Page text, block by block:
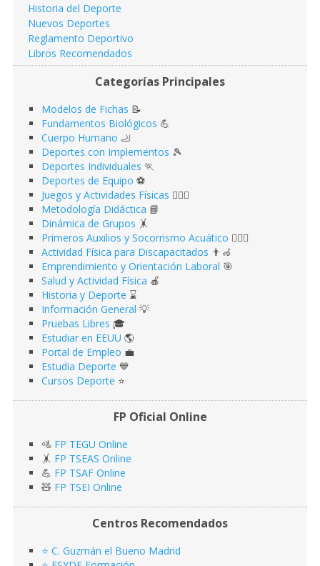
Historia del Deporte
Nuevos Deportes
Reglamento Deportivo
Libros Recomendados
Categorías Principales
Modelos de Fichas 📝
Fundamentos Biológicos 💪
Cuerpo Humano 🦶
Deportes con Implementos 🎾
Deportes Individuales 🏃
Deportes de Equipo ⚽️
Juegos y Actividades Físicas 🤹🏻‍♂️
Metodología Didáctica 📘
Dinámica de Grupos 🤸
Primeros Auxilios y Socorrismo Acuático 🏊🏻‍♂️
Actividad Física para Discapacitados 👨‍🦽
Emprendimiento y Orientación Laboral 🎯
Salud y Actividad Física 🍎
Historia y Deporte ⌛️
Información General 💡
Pruebas Libres 🎓
Estudiar en EEUU 🌎​
Portal de Empleo 💼
Estudia Deporte 💙
Cursos Deporte ⭐️
FP Oficial Online
🚵 FP TEGU Online
🤸 FP TSEAS Online
💪 FP TSAF Online
🧸 FP TSEI Online
Centros Recomendados
⭐️ C. Guzmán el Bueno Madrid